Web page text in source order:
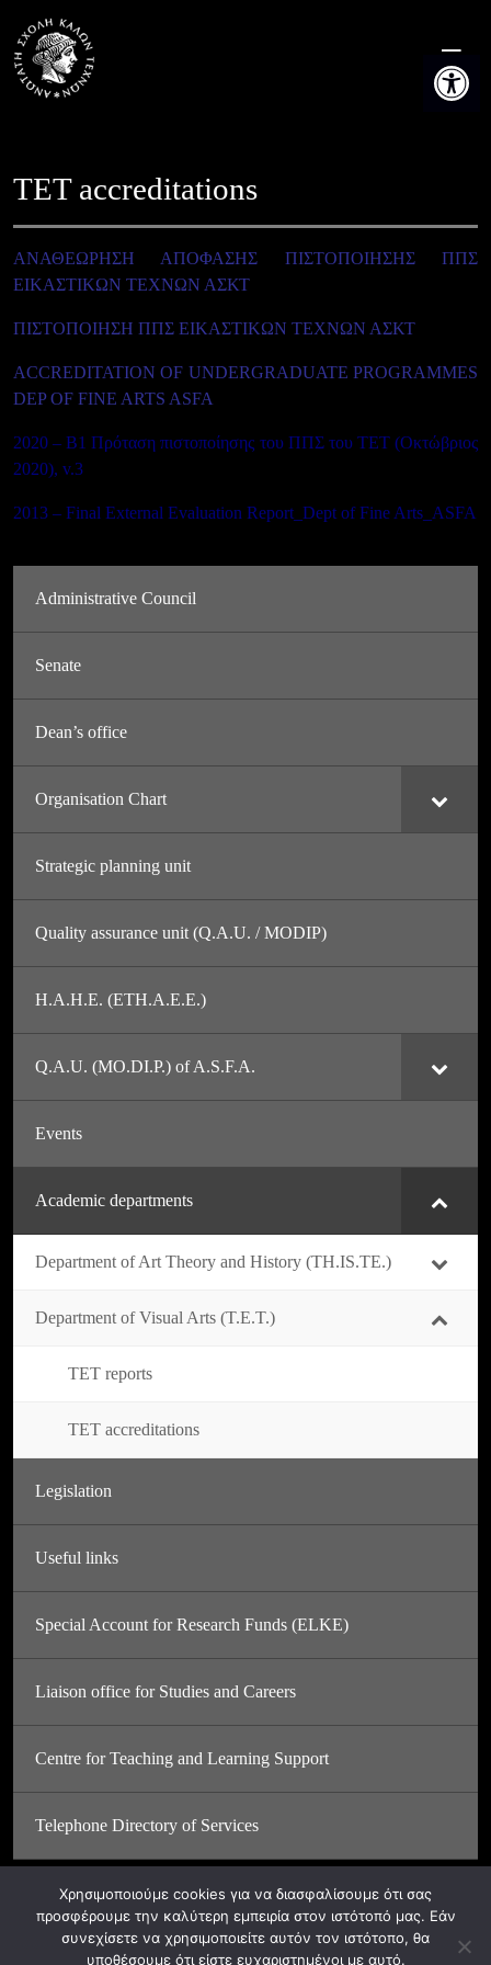
Open
content
Administrative Council
Senate
Dean’s office
Organisation Chart
Strategic planning unit
Quality assurance unit (Q.A.U. / MODIP)
H.A.H.E. (ETH.A.E.E.)
Q.A.U. (MO.DI.P.) of A.S.F.A.
Events
Academic departments
Department of Art Theory and History (TH.IS.TE.)
Department of Visual Arts (T.E.T.)
TET reports
TET accreditations
Legislation
Useful links
Special Account for Research Funds (ELKE)
Liaison office for Studies and Careers
Centre for Teaching and Learning Support
Telephone Directory of Services
TET accreditations
ΑΝΑΘΕΩΡΗΣΗ ΑΠΟΦΑΣΗΣ ΠΙΣΤΟΠΟΙΗΣΗΣ ΠΠΣ
ΕΙΚΑΣΤΙΚΩΝ ΤΕΧΝΩΝ ΑΣΚΤ
ΠΙΣΤΟΠΟΙΗΣΗ ΠΠΣ ΕΙΚΑΣΤΙΚΩΝ ΤΕΧΝΩΝ ΑΣΚΤ
ACCRΕDITATION OF UNDERGRADUATE PROGRAMMES
DEP OF FINE ARTS ASFA
2020 –B1 Πρόταση πιστοποίησης του ΠΠΣ του ΤΕΤ (Οκτώβριος
2020), v.3
2013 – Final External Evaluation Report_Dept of Fine Arts_ASFA
© ASFA 2024. All rights reserved.
Χρησιμοποιούμε cookies για να διασφαλίσουμε ότι σας
προσφέρουμε την καλύτερη εμπειρία στον ιστότοπό μας. Εάν
συνεχίσετε να χρησιμοποιείτε αυτόν τον ιστότοπο, θα
υποθέσουμε ότι είστε ευχαριστημένοι με αυτό.